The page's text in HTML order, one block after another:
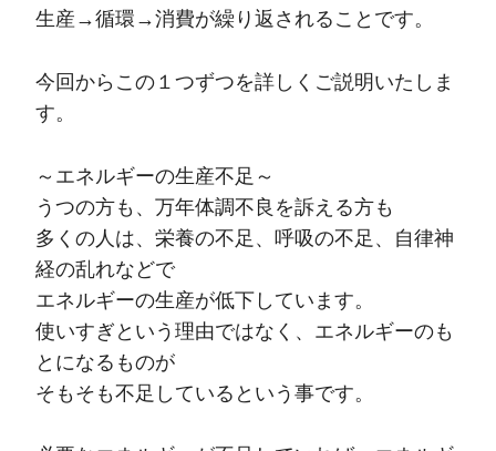
生産→循環→消費が繰り返されることです。
今回からこの１つずつを詳しくご説明いたしま
す。
～エネルギーの生産不足～
うつの方も、万年体調不良を訴える方も
多くの人は、栄養の不足、呼吸の不足、自律神
経の乱れなどで
エネルギーの生産が低下しています。
使いすぎという理由ではなく、エネルギーのも
とになるものが
そもそも不足しているという事です。